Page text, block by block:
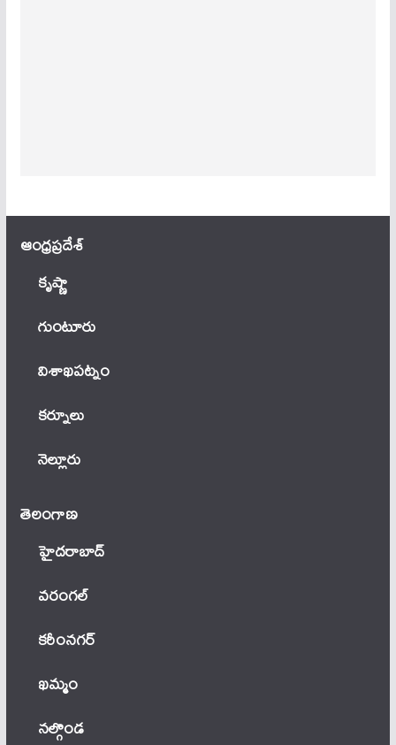
ఆంధ్ర‌ప్ర‌దేశ్
కృష్ణా
గుంటూరు
విశాఖపట్నం
కర్నూలు
నెల్లూరు
తెలంగాణ‌
హైదరాబాద్
వ‌రంగ‌ల్
కరీంనగర్
ఖ‌మ్మం
నల్గొండ